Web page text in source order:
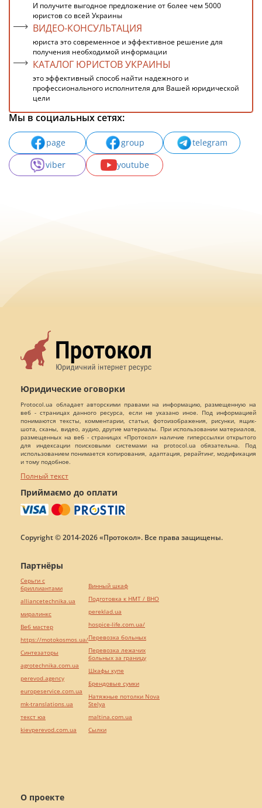
И получите выгодное предложение от более чем 5000
юристов со всей Украины
ВИДЕО-КОНСУЛЬТАЦИЯ
юриста это современное и эффективное решение для
получения необходимой информации
КАТАЛОГ ЮРИСТОВ УКРАИНЫ
это эффективный способ найти надежного и
профессионального исполнителя для Вашей юридической
цели
Мы в социальных сетях:
page group
telegram
viber
youtube
Юридические оговорки
Protocol.ua обладает авторскими правами на информацию, размещенную на
веб - страницах данного ресурса, если не указано иное. Под информацией
понимаются тексты, комментарии, статьи, фотоизображения, рисунки, ящик-
шота, сканы, видео, аудио, другие материалы. При использовании материалов,
размещенных на веб - страницах «Протокол» наличие гиперссылки открытого
для индексации поисковыми системами на protocol.ua обязательна. Под
использованием понимается копирования, адаптация, рерайтинг, модификация
и тому подобное.
Полный текст
Приймаємо до оплати
Copyright © 2014-2026 «Протокол». Все права защищены.
О проекте
Партнёры
Серьги с
бриллиантами
alliancetechnika.ua
миралинкс
Веб мастер
https://motokosmos.ua/
Синтезаторы
agrotechnika.com.ua
perevod.agency
europeservice.com.ua
mk-translations.ua
текст юа
kievperevod.com.ua
Винный шкаф
Подготовка к НМТ / ВНО
pereklad.ua
hospice-life.com.ua/
Перевозка больных
Перевозка лежачих
больных за границу
Шкафы купе
Брендовые сумки
Натяжные потолки Nova
Stelya
maltina.com.ua
Cылки